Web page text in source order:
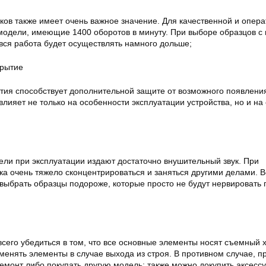
также имеет очень важное значение. Для качественной и
имеющие 1400 оборотов в минуту. При выборе образцов
работа будет осуществлять намного дольше;
способствует дополнительной защите от возможного
не только на особенности эксплуатации устройства, но и на
при эксплуатации издают достаточно внушительный звук. При
очень тяжело сконцентрироваться и заняться другими делами.
образцы подороже, которые просто не будут нервировать
убедиться в том, что все основные элементы носят съемный
элементы в случае выхода из строя. В противном случае,